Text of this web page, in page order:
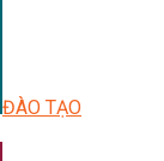
ĐÀO TẠO